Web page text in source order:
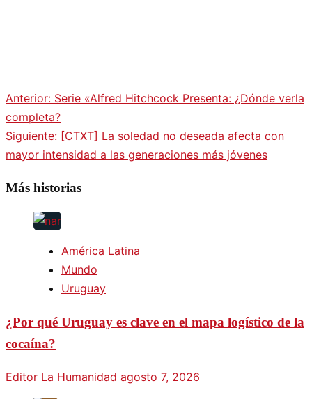
Anterior: Serie «Alfred Hitchcock Presenta: ¿Dónde verla
completa?
Siguiente: [CTXT] La soledad no deseada afecta con
mayor intensidad a las generaciones más jóvenes
Más historias
América Latina
Mundo
Uruguay
¿Por qué Uruguay es clave en el mapa logístico de la
cocaína?
Editor La Humanidad agosto 7, 2026